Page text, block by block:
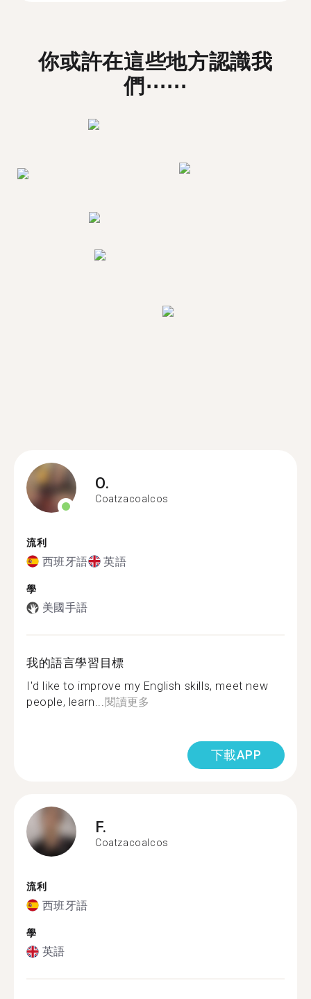
你或許在這些地方認識我
們⋯⋯
O.
Coatzacoalcos
流利
西班牙語 英語
學
美國手語
我的語言學習目標
I'd like to improve my English skills, meet new
people, learn...閱讀更多
下載APP
F.
Coatzacoalcos
流利
西班牙語
學
英語